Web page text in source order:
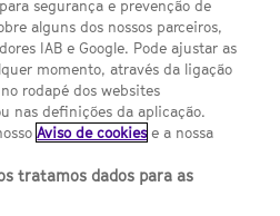
España S.L.U. is wholly owned
BV
segurança e prevenção de
alguns dos nossos parceiros,
IAB e Google. Pode ajustar as
momento, através da ligação
rodapé dos websites
nas definições da aplicação.
Aviso de cookies e a nossa
tratamos dados para as